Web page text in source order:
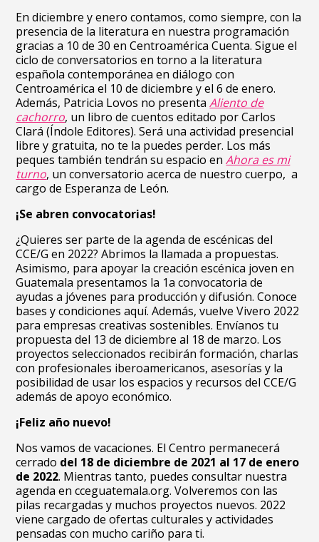
En diciembre y enero contamos, como siempre, con la
presencia de la literatura en nuestra programación
gracias a 10 de 30 en Centroamérica Cuenta. Sigue el
ciclo de conversatorios en torno a la literatura
española contemporánea en diálogo con
Centroamérica el 10 de diciembre y el 6 de enero.
Además, Patricia Lovos no presentaAliento de
cachorro, un libro de cuentos editado por Carlos
Clará (Índole Editores). Será una actividad presencial
libre y gratuita, no te la puedes perder. Los más
peques también tendrán su espacio enAhora es mi
turno, unconversatorio acerca de nuestro cuerpo, a
cargo de Esperanza de León.
¡Se abren convocatorias!
¿Quieres ser parte de la agenda de escénicas del
CCE/G en 2022? Abrimos la llamada a propuestas.
Asimismo, para apoyar la creación escénica joven en
Guatemala presentamos la 1a convocatoria de
ayudas a jóvenes para producción y difusión. Conoce
bases y condiciones aquí. Además, vuelve Vivero 2022
para empresas creativas sostenibles. Envíanos tu
propuesta del 13 de diciembre al 18 de marzo. Los
proyectos seleccionados recibirán formación, charlas
con profesionales iberoamericanos, asesorías y la
posibilidad de usar los espacios y recursos del CCE/G
además de apoyo económico.
¡Feliz año nuevo!
Nos vamos de vacaciones. El Centro permanecerá
cerrado del 18 de diciembre de 2021 al 17 de enero
de 2022. Mientras tanto, puedes consultar nuestra
agenda en cceguatemala.org. Volveremos con las
pilas recargadas y muchos proyectos nuevos. 2022
viene cargado de ofertas culturales y actividades
pensadas con mucho cariño para ti.